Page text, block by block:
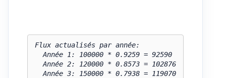
Flux actualisés par année: